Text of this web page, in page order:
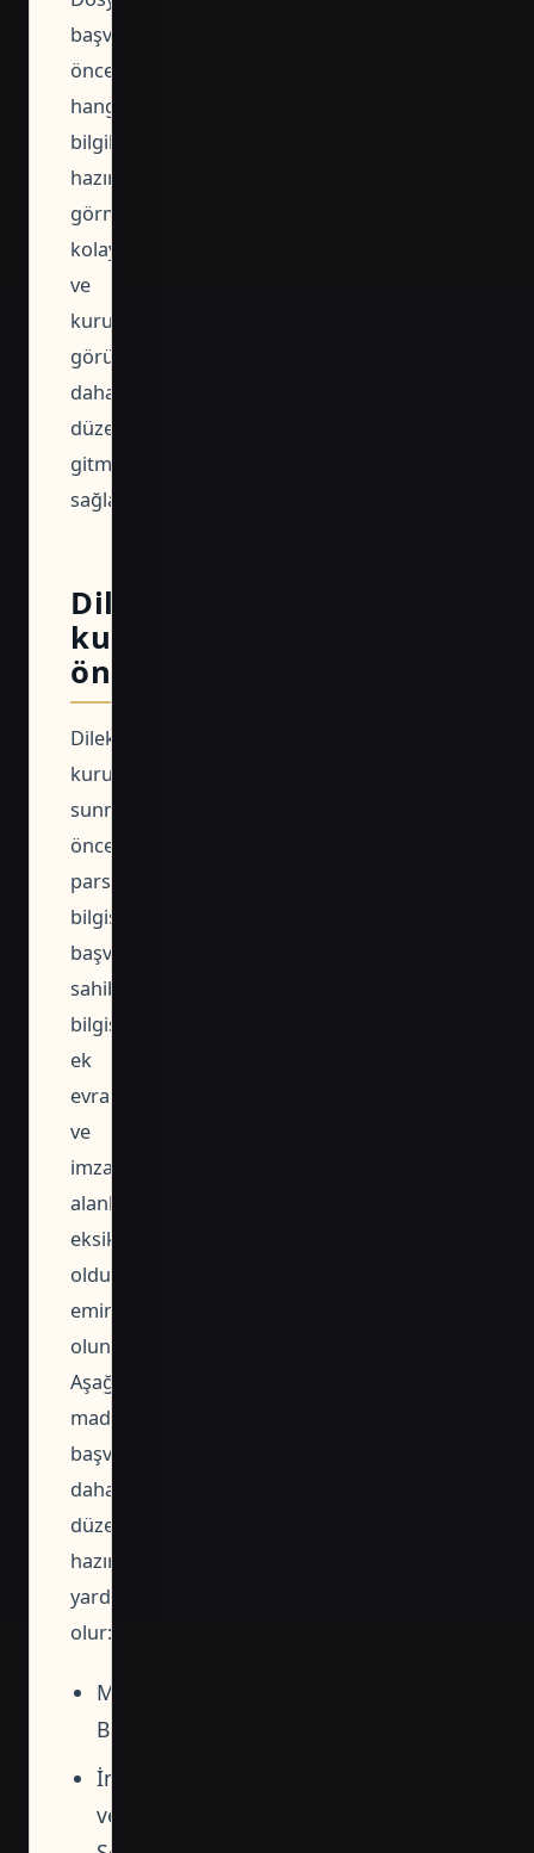
başvuru
öncesinde
hangi
bilgilerin
hazırlanacağını
görmeyi
kolaylaştırır
ve
kurumla
görüşmeye
daha
düzenli
gitmenizi
sağlar.
Dilekçeyi
kullanmadan
önce
Dilekçeyi
kuruma
sunmadan
önce
parsel
bilgisi,
başvuru
sahibi
bilgisi,
ek
evraklar
ve
imza
alanlarının
eksiksiz
olduğundan
emin
olun.
Aşağıdaki
maddeler
başvuruyu
daha
düzenli
hazırlamanıza
yardımcı
olur:
MERKEZEFENDİ
BELEDİYESİ
İmar
ve